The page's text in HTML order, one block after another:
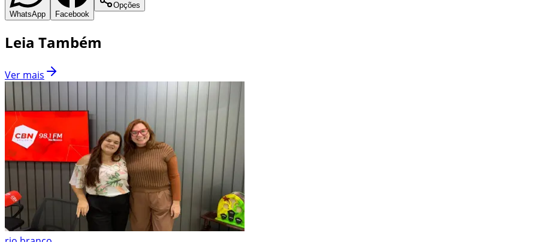
WhatsApp Facebook
Opções
Leia Também
Ver mais